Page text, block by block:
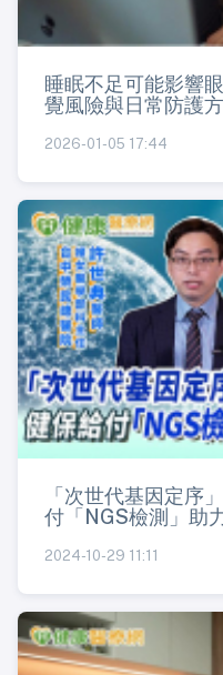
睡眠不足可能影響
覺風險與日常防護
2026-01-05 17:44
「次世代基因定序
付「NGS檢測」助
2024-10-29 11:11